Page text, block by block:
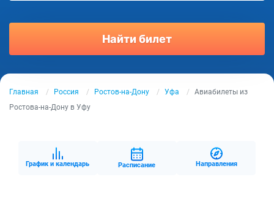
Найти билет
Главная Россия Ростов-на-Дону Уфа
Авиабилеты из
Ростова-на-Дону в Уфу
График и календарь Расписание Направления